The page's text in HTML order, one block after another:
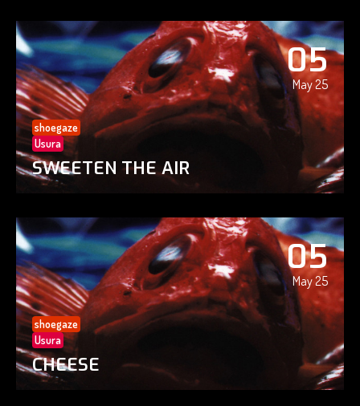
05
May 25
shoegaze
Usura
SWEETEN THE AIR
05
May 25
shoegaze
Usura
CHEESE